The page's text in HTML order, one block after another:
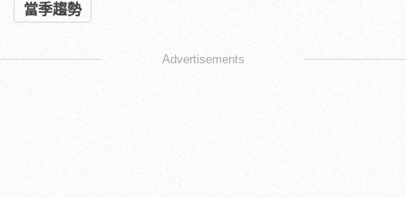
當季趨勢
Advertisements